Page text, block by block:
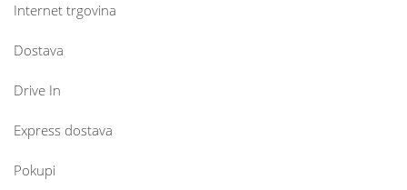
Internet trgovina
Dostava
Drive In
Express dostava
Pokupi